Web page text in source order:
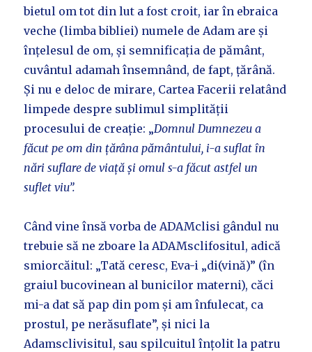
bietul om tot din lut a fost croit, iar în ebraica
veche (limba bibliei) numele de Adam are și
înțelesul de om, și semnificația de pământ,
cuvântul adamah însemnând, de fapt, țărână.
Și nu e deloc de mirare, Cartea Facerii relatând
limpede despre sublimul simplității
procesului de creație: „Domnul Dumnezeu a
făcut pe om din țărâna pământului, i-a suflat în
nări suflare de viață și omul s-a făcut astfel un
suflet viu”.
Când vine însă vorba de ADAMclisi gândul nu
trebuie să ne zboare la ADAMsclifositul, adică
smiorcăitul: „Tată ceresc, Eva-i „di(vină)” (în
graiul bucovinean al bunicilor materni), căci
mi-a dat să pap din pom și am înfulecat, ca
prostul, pe nerăsuflate”, și nici la
Adamsclivisitul, sau spilcuitul înțolit la patru